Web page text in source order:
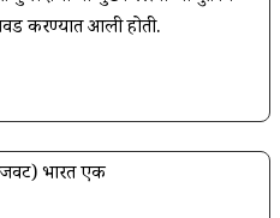
करण्यात आली होती.